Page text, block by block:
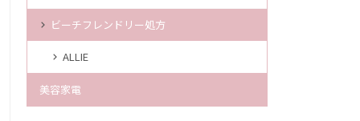
ビーチフレンドリー処方
ALLIE
美容家電